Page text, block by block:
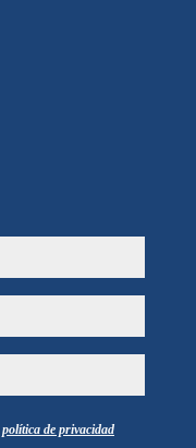
política de privacidad